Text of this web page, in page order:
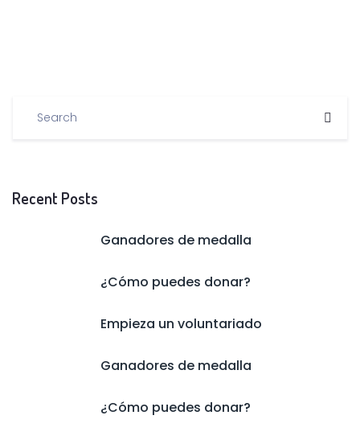
Recent Posts
Ganadores de medalla
¿Cómo puedes donar?
Empieza un voluntariado
Ganadores de medalla
¿Cómo puedes donar?